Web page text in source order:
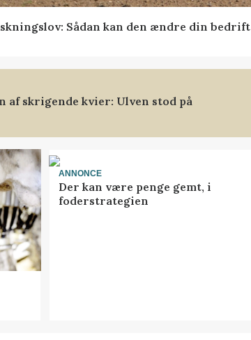
Sådan kan den ændre din bedrift
af skrigende kvier: Ulven stod på
ANNONCE
Der kan være penge gemt, i
foderstrategien